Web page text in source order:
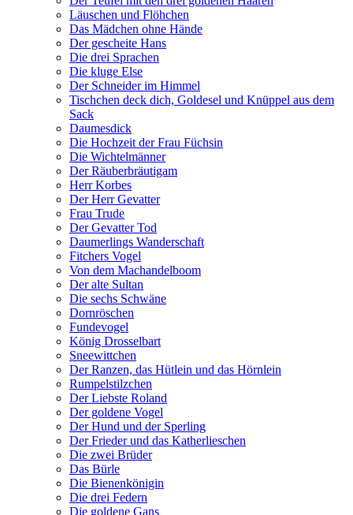
Läuschen und Flöhchen
Das Mädchen ohne Hände
Der gescheite Hans
Die drei Sprachen
Die kluge Else
Der Schneider im Himmel
Tischchen deck dich, Goldesel und Knüppel aus dem
Sack
Daumesdick
Die Hochzeit der Frau Füchsin
Die Wichtelmänner
Der Räuberbräutigam
Herr Korbes
Der Herr Gevatter
Frau Trude
Der Gevatter Tod
Daumerlings Wanderschaft
Fitchers Vogel
Von dem Machandelboom
Der alte Sultan
Die sechs Schwäne
Dornröschen
Fundevogel
König Drosselbart
Sneewittchen
Der Ranzen, das Hütlein und das Hörnlein
Rumpelstilzchen
Der Liebste Roland
Der goldene Vogel
Der Hund und der Sperling
Der Frieder und das Katherlieschen
Die zwei Brüder
Das Bürle
Die Bienenkönigin
Die drei Federn
Die goldene Gans